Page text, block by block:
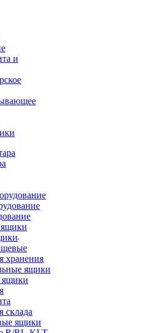
и
хранения
ящики
ящики
склада
ящики